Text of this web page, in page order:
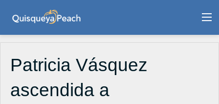
Patricia Vásquez
ascendida a